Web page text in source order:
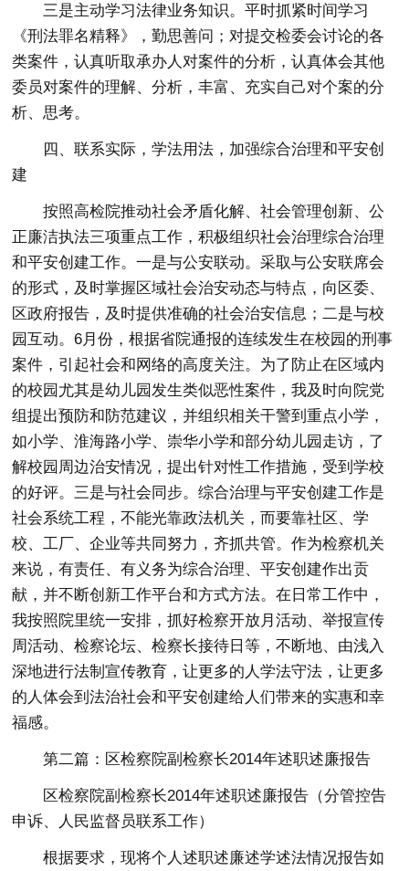
三是主动学习法律业务知识。平时抓紧时间学习
《刑法罪名精释》，勤思善问；对提交检委会讨论的各
类案件，认真听取承办人对案件的分析，认真体会其他
委员对案件的理解、分析，丰富、充实自己对个案的分
析、思考。
四、联系实际，学法用法，加强综合治理和平安创
建
按照高检院推动社会矛盾化解、社会管理创新、公
正廉洁执法三项重点工作，积极组织社会治理综合治理
和平安创建工作。一是与公安联动。采取与公安联席会
的形式，及时掌握区域社会治安动态与特点，向区委、
区政府报告，及时提供准确的社会治安信息；二是与校
园互动。6月份，根据省院通报的连续发生在校园的刑事
案件，引起社会和网络的高度关注。为了防止在区域内
的校园尤其是幼儿园发生类似恶性案件，我及时向院党
组提出预防和防范建议，并组织相关干警到重点小学，
如小学、淮海路小学、崇华小学和部分幼儿园走访，了
解校园周边治安情况，提出针对性工作措施，受到学校
的好评。三是与社会同步。综合治理与平安创建工作是
社会系统工程，不能光靠政法机关，而要靠社区、学
校、工厂、企业等共同努力，齐抓共管。作为检察机关
来说，有责任、有义务为综合治理、平安创建作出贡
献，并不断创新工作平台和方式方法。在日常工作中，
我按照院里统一安排，抓好检察开放月活动、举报宣传
周活动、检察论坛、检察长接待日等，不断地、由浅入
深地进行法制宣传教育，让更多的人学法守法，让更多
的人体会到法治社会和平安创建给人们带来的实惠和幸
福感。
第二篇：区检察院副检察长2014年述职述廉报告
区检察院副检察长2014年述职述廉报告（分管控告
申诉、人民监督员联系工作）
根据要求，现将个人述职述廉述学述法情况报告如